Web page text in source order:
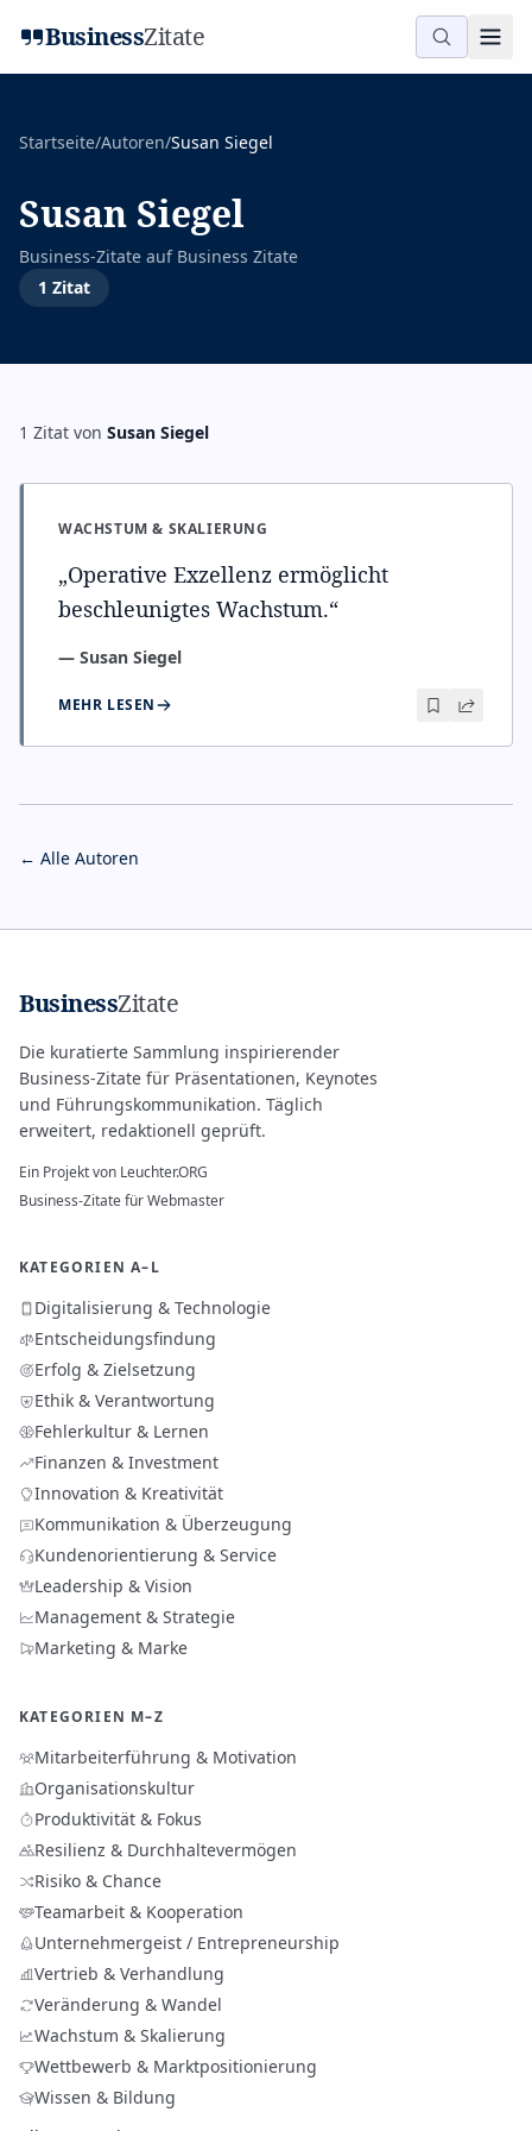
BusinessZitate
Startseite/Autoren/Susan Siegel
Susan Siegel
Business-Zitate auf Business Zitate
1 Zitat
1 Zitat von Susan Siegel
WACHSTUM & SKALIERUNG
„Operative Exzellenz ermöglicht
beschleunigtes Wachstum.“
— Susan Siegel
MEHR LESEN
← Alle Autoren
BusinessZitate
Die kuratierte Sammlung inspirierender
Business-Zitate für Präsentationen, Keynotes
und Führungskommunikation. Täglich
erweitert, redaktionell geprüft.
Ein Projekt von Leuchter.ORG
Business-Zitate für Webmaster
KATEGORIEN A–L
Digitalisierung & Technologie
Entscheidungsfindung
Erfolg & Zielsetzung
Ethik & Verantwortung
Fehlerkultur & Lernen
Finanzen & Investment
Innovation & Kreativität
Kommunikation & Überzeugung
Kundenorientierung & Service
Leadership & Vision
Management & Strategie
Marketing & Marke
KATEGORIEN M–Z
Mitarbeiterführung & Motivation
Organisationskultur
Produktivität & Fokus
Resilienz & Durchhaltevermögen
Risiko & Chance
Teamarbeit & Kooperation
Unternehmergeist / Entrepreneurship
Vertrieb & Verhandlung
Veränderung & Wandel
Wachstum & Skalierung
Wettbewerb & Marktpositionierung
Wissen & Bildung